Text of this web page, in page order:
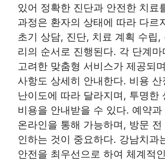
있어 정확한 진단과 안전한 치료
과정은 환자의 상태에 따라 다르
초기 상담, 진단, 치료 계획 수립
리의 순서로 진행된다. 각 단계
고려한 맞춤형 서비스가 제공되
사항도 상세히 안내한다. 비용
난이도에 따라 달라지며, 투명한
비용을 안내받을 수 있다. 예약
온라인을 통해 가능하며, 방문
인하는 것이 중요하다. 강남치과
안전을 최우선으로 하여 체계적